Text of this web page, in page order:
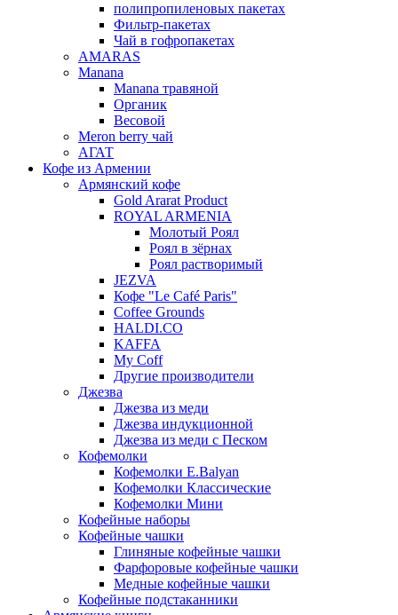
полипропиленовых пакетах
Фильтр-пакетах
Чай в гофропакетах
AMARAS
Manana
Manana травяной
Органик
Весовой
Meron berry чай
АГАТ
Кофе из Армении
Армянский кофе
Gold Ararat Product
ROYAL ARMENIA
Молотый Роял
Роял в зёрнах
Роял растворимый
JEZVA
Кофе "Le Café Paris"
Coffee Grounds
HALDI.CO
KAFFA
My Coff
Другие производители
Джезва
Джезва из меди
Джезва индукционной
Джезва из меди с Песком
Кофемолки
Кофемолки E.Balyan
Кофемолки Классические
Кофемолки Мини
Кофейные наборы
Кофейные чашки
Глиняные кофейные чашки
Фарфоровые кофейные чашки
Медные кофейные чашки
Кофейные подстаканники